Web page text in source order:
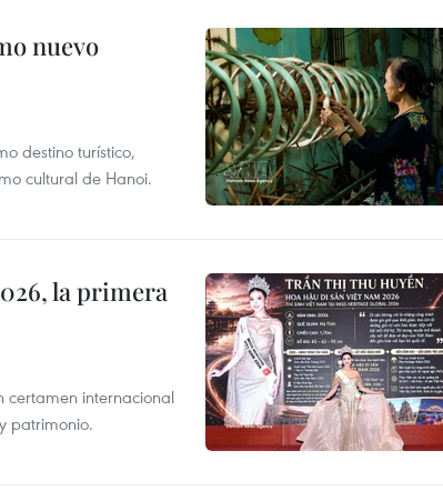
nuevo
destino turístico,
cultural de Hanoi.
la primera
certamen internacional
patrimonio.